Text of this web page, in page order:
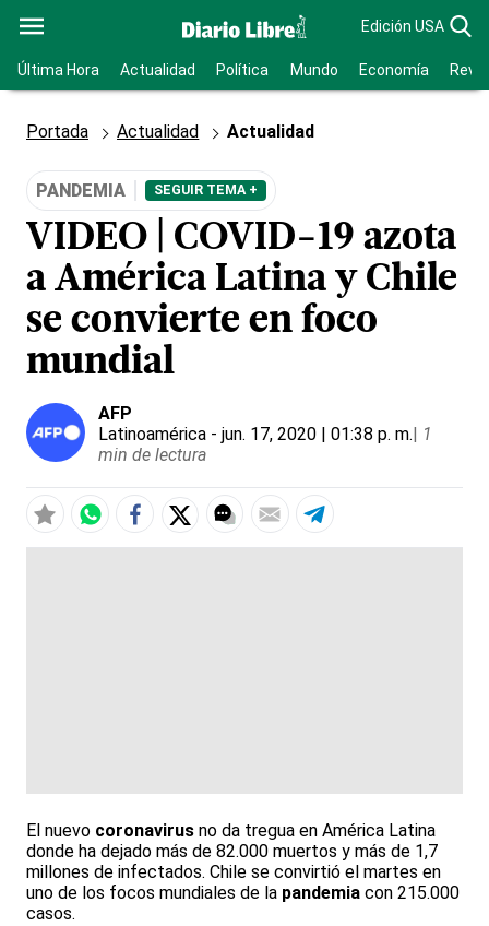
Edición USA
Última Hora Actualidad Política Mundo Economía
Portada Actualidad Actualidad
PANDEMIA SEGUIR TEMA +
VIDEO | COVID-19 azota
a América Latina y Chile
se convierte en foco
mundial
AFP
Latinoamérica - jun. 17, 2020 | 01:38 p. m.| 1
min de lectura
El nuevo coronavirus no da tregua en América Latina
donde ha dejado más de 82.000 muertos y más de 1,7
millones de infectados. Chile se convirtió el martes en
uno de los focos mundiales de la pandemia con 215.000
casos.